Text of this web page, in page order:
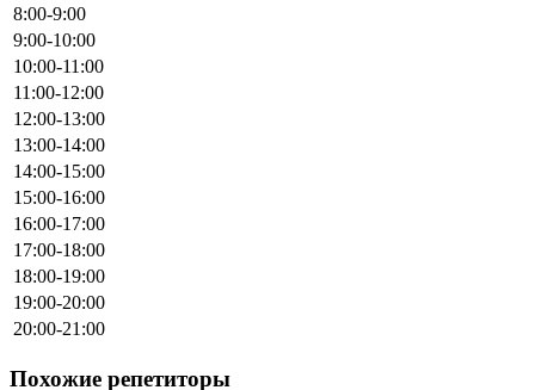
8:00-9:00
9:00-10:00
10:00-11:00
11:00-12:00
12:00-13:00
13:00-14:00
14:00-15:00
15:00-16:00
16:00-17:00
17:00-18:00
18:00-19:00
19:00-20:00
20:00-21:00
Похожие репетиторы